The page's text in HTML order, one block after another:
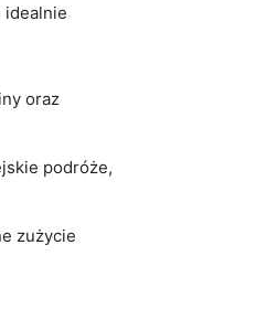
idealnie
oraz
podróże,
zużycie